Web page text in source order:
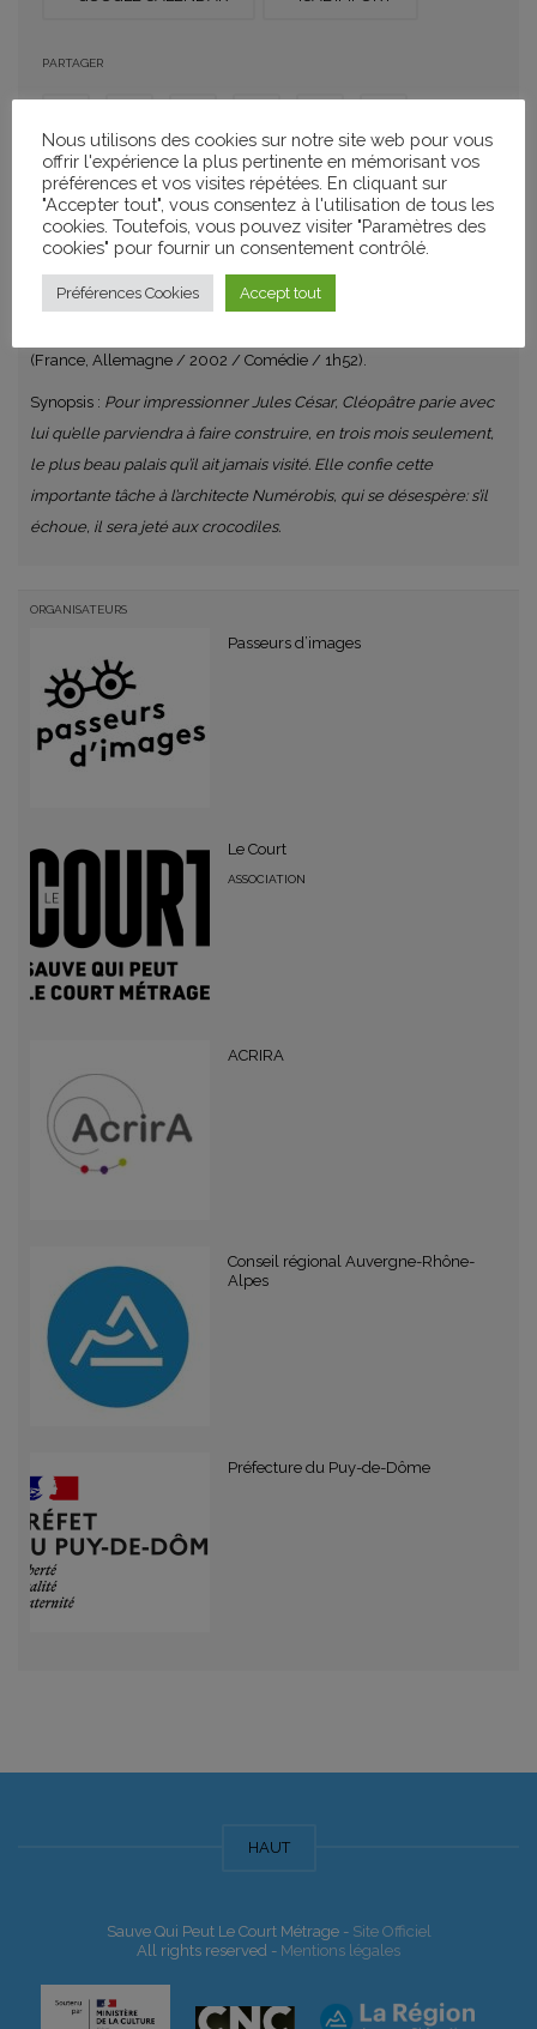
PARTAGER
CATÉGORIES
Passeurs d'images
(France, Allemagne / 2002 / Comédie / 1h52).
Synopsis : Pour impressionner Jules César, Cléopâtre parie avec
lui qu’elle parviendra à faire construire, en trois mois seulement,
le plus beau palais qu’il ait jamais visité. Elle confie cette
importante tâche à l’architecte Numérobis, qui se désespère: s’il
échoue, il sera jeté aux crocodiles.
ORGANISATEURS
Passeurs d’images
Le Court
ASSOCIATION
ACRIRA
Conseil régional Auvergne-Rhône-
Alpes
Préfecture du Puy-de-Dôme
HAUT
Sauve Qui Peut Le Court Métrage - Site Officiel
All rights reserved - Mentions légales
Nous utilisons des cookies sur notre site web pour vous
offrir l'expérience la plus pertinente en mémorisant vos
préférences et vos visites répétées. En cliquant sur
"Accepter tout", vous consentez à l'utilisation de tous les
cookies. Toutefois, vous pouvez visiter "Paramètres des
cookies" pour fournir un consentement contrôlé.
Préférences Cookies Accept tout